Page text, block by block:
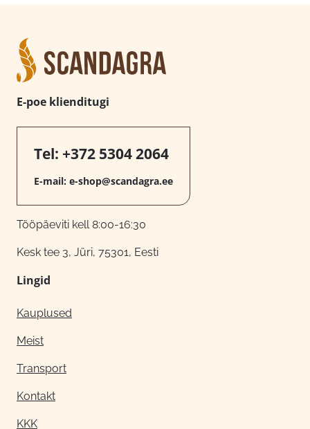
E-poe klienditugi
Tel: +372 5304 2064
E-mail: e-shop@scandagra.ee
Tööpäeviti kell 8:00-16:30
Kesk tee 3, Jüri, 75301, Eesti
Lingid
Kauplused
Meist
Transport
Kontakt
KKK